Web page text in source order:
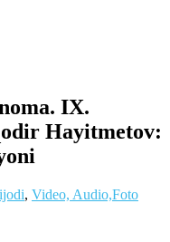
IX.
Hayitmetov:
, Video, Audio,Foto